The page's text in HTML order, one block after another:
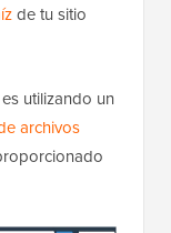
de tu sitio
utilizando un
archivos